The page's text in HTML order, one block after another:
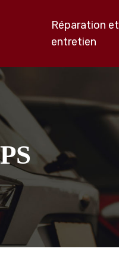
Réparation et
entretien